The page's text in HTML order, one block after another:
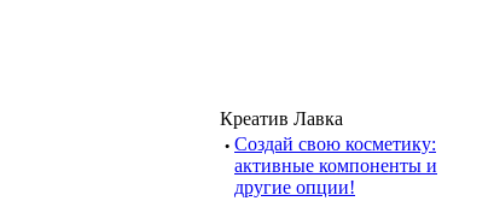
Креатив Лавка
· Создай свою косметику:
активные компоненты и
другие опции!